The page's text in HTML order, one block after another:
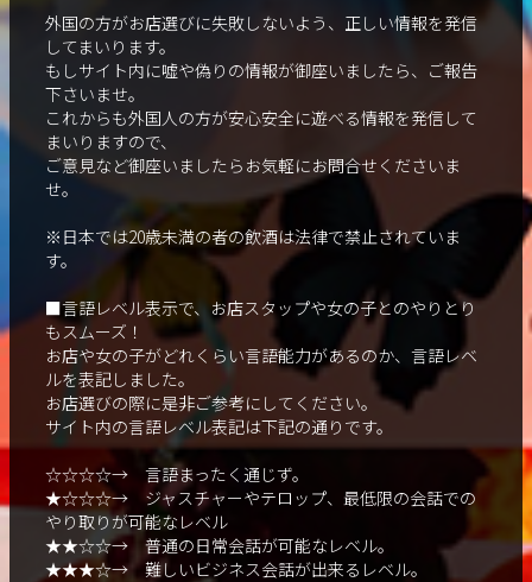
外国の方がお店選びに失敗しないよう、正しい情報を発信
してまいります。
もしサイト内に嘘や偽りの情報が御座いましたら、ご報告
下さいませ。
これからも外国人の方が安心安全に遊べる情報を発信して
まいりますので、
ご意見など御座いましたらお気軽にお問合せくださいま
せ。
※日本では20歳未満の者の飲酒は法律で禁止されていま
す。
■言語レベル表示で、お店スタップや女の子とのやりとり
もスムーズ！
お店や女の子がどれくらい言語能力があるのか、言語レベ
ルを表記しました。
お店選びの際に是非ご参考にしてください。
サイト内の言語レベル表記は下記の通りです。
☆☆☆☆→ 言語まったく通じず。
★☆☆☆→ ジャスチャーやテロップ、最低限の会話での
やり取りが可能なレベル
★★☆☆→ 普通の日常会話が可能なレベル。
★★★☆→ 難しいビジネス会話が出来るレベル。